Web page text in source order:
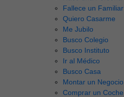
Fallece un Familiar
Quiero Casarme
Me Jubilo
Busco Colegio
Busco Instituto
Ir al Médico
Busco Casa
Montar un Negocio
Comprar un Coche